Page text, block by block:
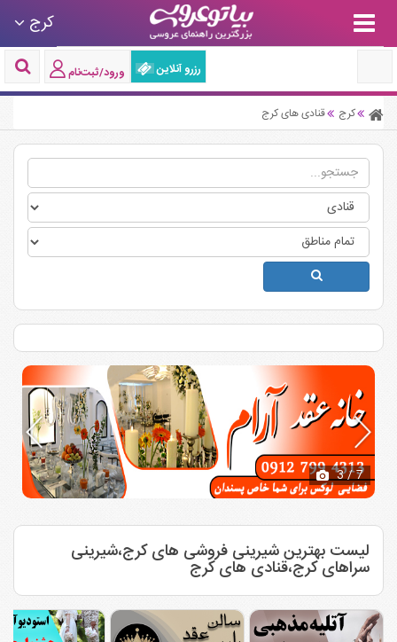
کرج
رزرو آنلاین ورود/ثبت‌نام
کرج قنادی های کرج
3/ 7
لیست بهترین شیرینی فروشی های کرج،شیرینی
سراهای کرج،قنادی های کرج